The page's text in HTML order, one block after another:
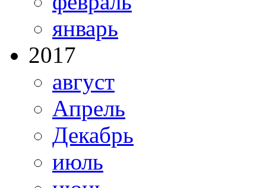
январь
2017
август
Апрель
Декабрь
июль